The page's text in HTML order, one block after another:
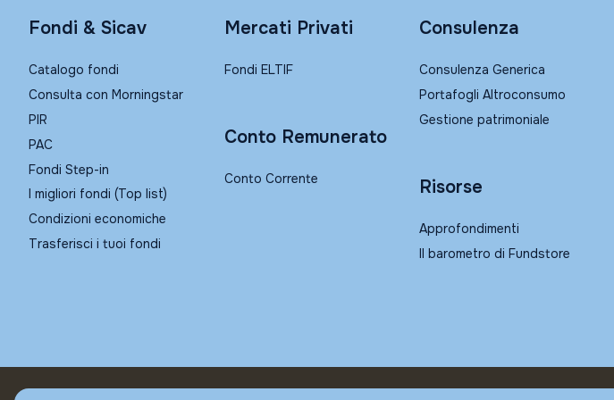
Fondi & Sicav
Catalogo fondi
Consulta con Morningstar
PIR
PAC
Fondi Step-in
I migliori fondi (Top list)
Condizioni economiche
Trasferisci i tuoi fondi
Mercati Privati
Fondi ELTIF
Conto Remunerato
Conto Corrente
Consulenza
Consulenza Generica
Portafogli Altroconsumo
Gestione patrimoniale
Risorse
Approfondimenti
Il barometro di Fundstore